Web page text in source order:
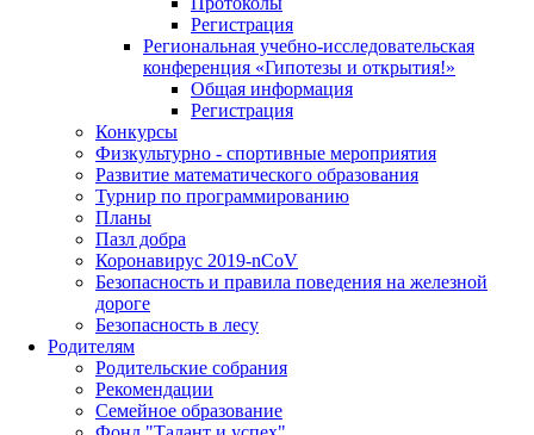
Регистрация
Региональная учебно-исследовательская
конференция «Гипотезы и открытия!»
Общая информация
Регистрация
Конкурсы
Физкультурно - спортивные мероприятия
Развитие математического образования
Турнир по программированию
Планы
Пазл добра
Коронавирус 2019-nCoV
Безопасность и правила поведения на железной
дороге
Безопасность в лесу
Родителям
Родительские собрания
Рекомендации
Семейное образование